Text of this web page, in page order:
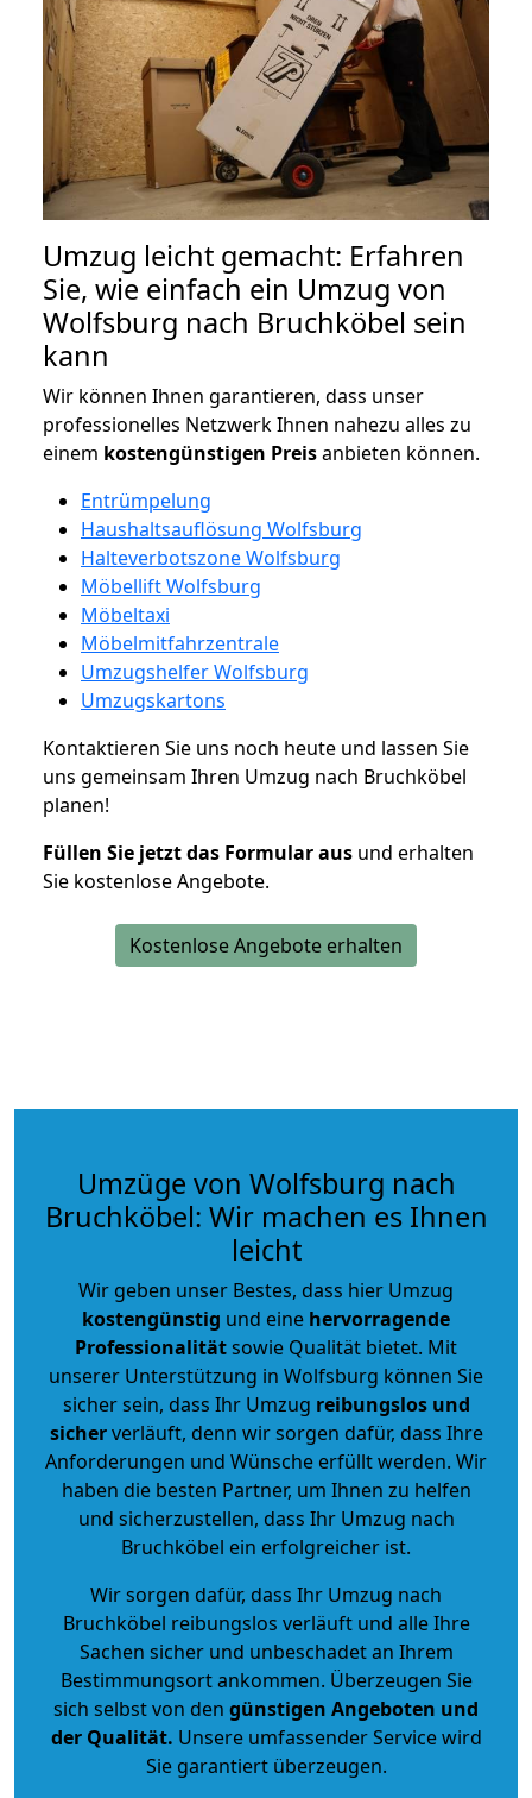
Umzug leicht gemacht: Erfahren
Sie, wie einfach ein Umzug von
Wolfsburg nach Bruchköbel sein
kann
Wir können Ihnen garantieren, dass unser
professionelles Netzwerk Ihnen nahezu alles zu
einem kostengünstigen Preisanbieten können.
Entrümpelung
Haushaltsauflösung Wolfsburg
Halteverbotszone Wolfsburg
Möbellift Wolfsburg
Möbeltaxi
Möbelmitfahrzentrale
Umzugshelfer Wolfsburg
Umzugskartons
Kontaktieren Sie uns noch heute und lassen Sie
uns gemeinsam Ihren Umzug nach Bruchköbel
planen!
Füllen Sie jetzt das Formular aus und erhalten
Sie kostenlose Angebote.
Kostenlose Angebote erhalten
Umzüge von Wolfsburg nach
Bruchköbel: Wir machen es Ihnen
leicht
Wir geben unser Bestes, dass hier Umzug
kostengünstig und eine hervorragende
Professionalitätsowie Qualität bietet. Mit
unserer Unterstützung in Wolfsburg können Sie
sicher sein, dass Ihr Umzug reibungslos und
sicherverläuft, denn wir sorgen dafür, dass Ihre
Anforderungen und Wünsche erfüllt werden. Wir
haben die besten Partner, um Ihnen zu helfen
und sicherzustellen, dass Ihr Umzug nach
Bruchköbel ein erfolgreicher ist.
Wir sorgen dafür, dass Ihr Umzug nach
Bruchköbel reibungslos verläuft und alle Ihre
Sachen sicher und unbeschadet an Ihrem
Bestimmungsort ankommen. Überzeugen Sie
sich selbst von den günstigen Angeboten und
der Qualität. Unsere umfassender Service wird
Sie garantiert überzeugen.